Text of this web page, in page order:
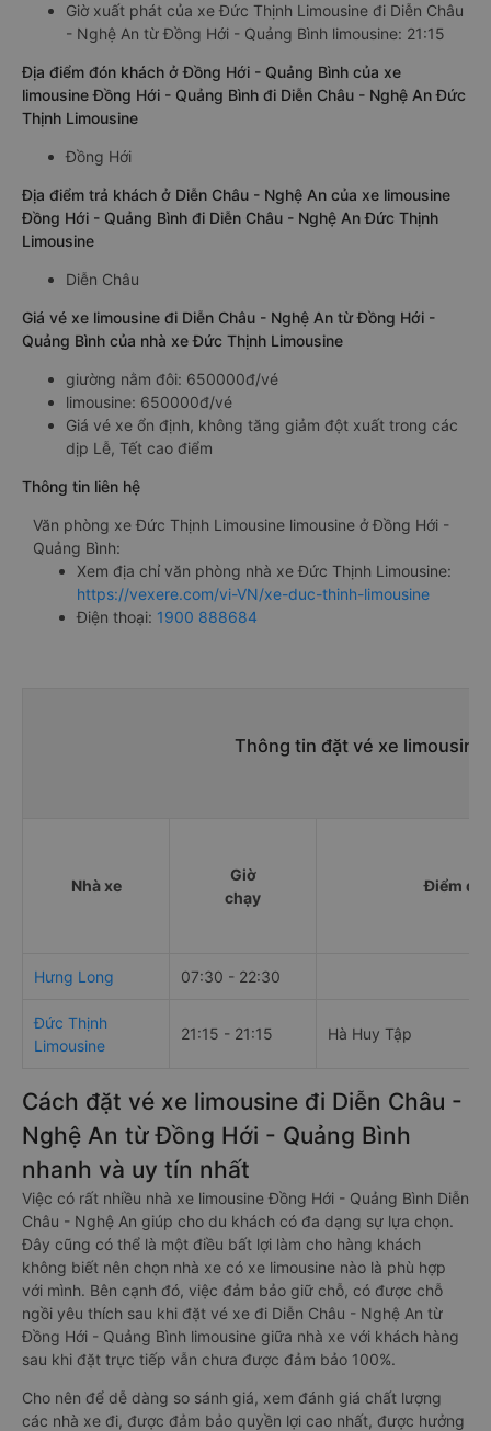
Giờ xuất phát của xe Đức Thịnh Limousine đi Diễn Châu
- Nghệ An từ Đồng Hới - Quảng Bình limousine: 21:15
Địa điểm đón khách ở Đồng Hới - Quảng Bình của xe
limousine Đồng Hới - Quảng Bình đi Diễn Châu - Nghệ An Đức
Thịnh Limousine
Đồng Hới
Địa điểm trả khách ở Diễn Châu - Nghệ An của xe limousine
Đồng Hới - Quảng Bình đi Diễn Châu - Nghệ An Đức Thịnh
Limousine
Diễn Châu
Giá vé xe limousine đi Diễn Châu - Nghệ An từ Đồng Hới -
Quảng Bình của nhà xe Đức Thịnh Limousine
giường nằm đôi: 650000đ/vé
limousine: 650000đ/vé
Giá vé xe ổn định, không tăng giảm đột xuất trong các
dịp Lễ, Tết cao điểm
Thông tin liên hệ
Văn phòng xe Đức Thịnh Limousine limousine ở Đồng Hới -
Quảng Bình:
Xem địa chỉ văn phòng nhà xe Đức Thịnh Limousine:
https://vexere.com/vi-VN/xe-duc-thinh-limousine
Điện thoại: 1900 888684
Thông tin đặt vé xe
Nhà xe
Giờ
chạy
Điểm đi
Hưng Long 07:30 - 22:30
Đức Thịnh
Limousine
21:15 - 21:15 Hà Huy Tập
Cách đặt vé xe limousine đi Diễn Châu -
Nghệ An từ Đồng Hới - Quảng Bình
nhanh và uy tín nhất
Việc có rất nhiều nhà xe limousine Đồng Hới - Quảng Bình Diễn
Châu - Nghệ An giúp cho du khách có đa dạng sự lựa chọn.
Đây cũng có thể là một điều bất lợi làm cho hàng khách
không biết nên chọn nhà xe có xe limousine nào là phù hợp
với mình. Bên cạnh đó, việc đảm bảo giữ chỗ, có được chỗ
ngồi yêu thích sau khi đặt vé xe đi Diễn Châu - Nghệ An từ
Đồng Hới - Quảng Bình limousine giữa nhà xe với khách hàng
sau khi đặt trực tiếp vẫn chưa được đảm bảo 100%.
Cho nên để dễ dàng so sánh giá, xem đánh giá chất lượng
các nhà xe đi, được đảm bảo quyền lợi cao nhất, được hưởng